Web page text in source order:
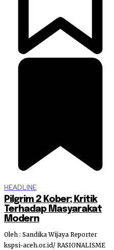
HEADLINE
Pilgrim 2 Kober; Kritik
Terhadap Masyarakat
Modern
Oleh : Sandika Wijaya Reporter
kspsi-aceh.or.id/ RASIONALISME